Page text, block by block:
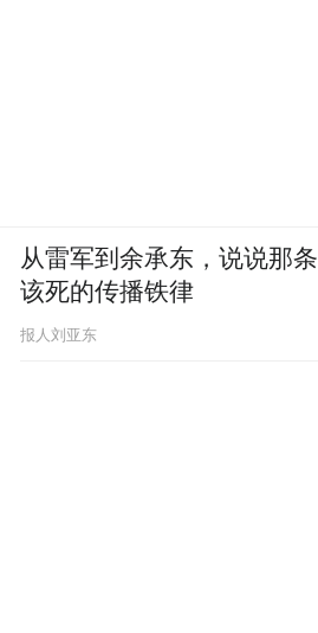
从雷军到余承东，说说那条
该死的传播铁律
报人刘亚东